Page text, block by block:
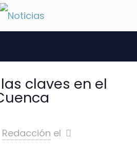
claves en el
Redacción el